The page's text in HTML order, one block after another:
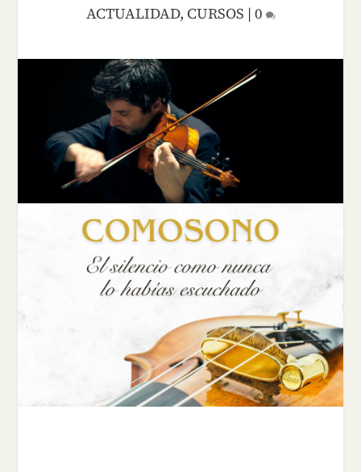
ACTUALIDAD, CURSOS | 0